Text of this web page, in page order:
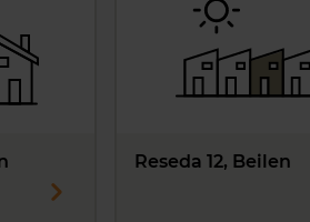
Reseda 12, Beilen